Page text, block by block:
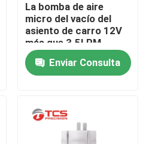
La bomba de aire
micro del vacío del
asiento de carro 12V
más que 3.5LPM
ISO9001 aprobó
Enviar Consulta